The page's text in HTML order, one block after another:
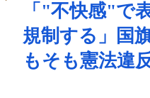
「"不快感"で
規制する」国
もそも憲法違